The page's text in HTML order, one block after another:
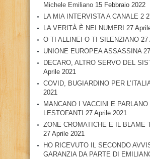
Michele Emiliano 15 Febbraio 2022
LA MIA INTERVISTA A CANALE 2
LA VERITÀ È NEI NUMERI 27
O TI ALLINEI O TI SILENZIANO 27
UNIONE EUROPEA ASSASSINA
DECARO, ALTRO SERVO DEL
Aprile 2021
COVID, BUGIARDINO PER
2021
MANCANO I VACCINI E
LESTOFANTI 27 Aprile 2021
ZONE CROMATICHE E IL BLAME
27 Aprile 2021
HO RICEVUTO IL SECONDO
GARANZIA DA PARTE DI